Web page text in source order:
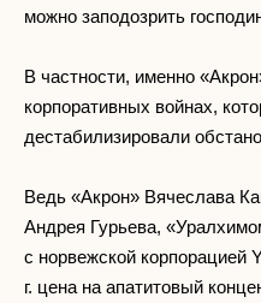
можно заподозрить
В частности, именно
корпоративных войнах,
дестабилизировали
Ведь «Акрон» Вячеслава
Андрея Гурьева,
с норвежской корпорацией
г. цена на апатитовый